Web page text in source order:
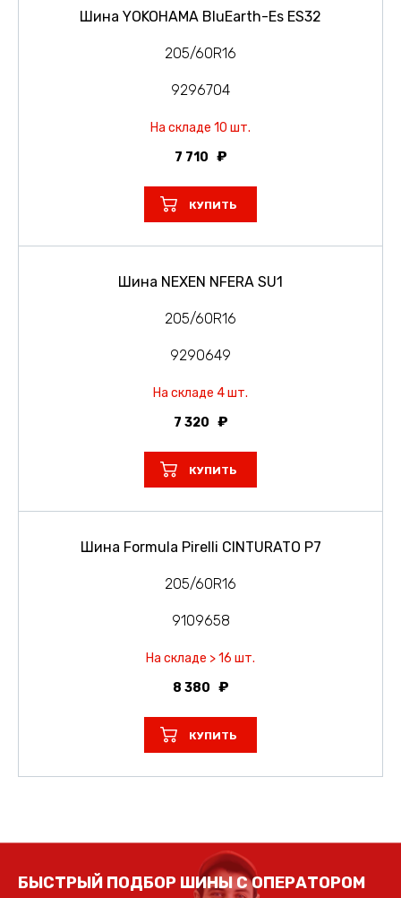
Шина YOKOHAMA BluEarth-Es ES32
205/60R16
9296704
На складе 10 шт.
7 710
КУПИТЬ
Шина NEXEN NFERA SU1
205/60R16
9290649
На складе 4 шт.
7 320
КУПИТЬ
Шина Formula Pirelli CINTURATO P7
205/60R16
9109658
На складе > 16 шт.
8 380
КУПИТЬ
БЫСТРЫЙ ПОДБОР ШИНЫ С ОПЕРАТОРОМ